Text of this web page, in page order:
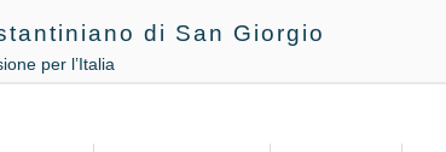
di San Giorgio
per l’Italia